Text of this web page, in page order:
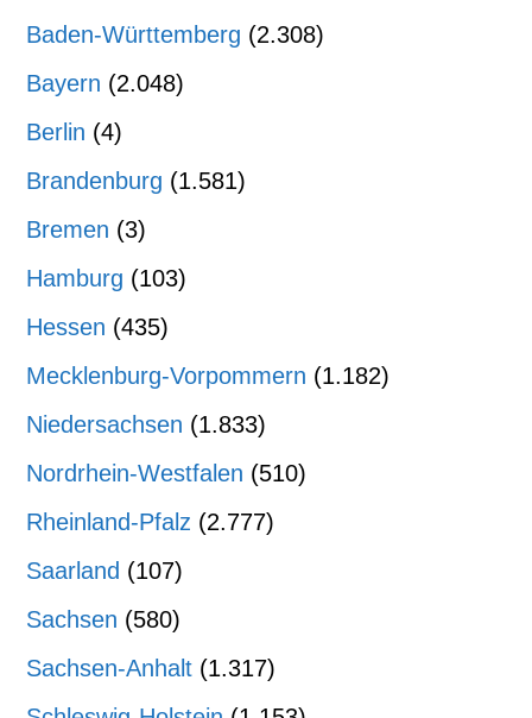
Baden-Württemberg (2.308)
Bayern (2.048)
Berlin (4)
Brandenburg (1.581)
Bremen (3)
Hamburg (103)
Hessen (435)
Mecklenburg-Vorpommern (1.182)
Niedersachsen (1.833)
Nordrhein-Westfalen (510)
Rheinland-Pfalz (2.777)
Saarland (107)
Sachsen (580)
Sachsen-Anhalt (1.317)